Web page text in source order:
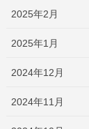
2025年2月
2025年1月
2024年12月
2024年11月